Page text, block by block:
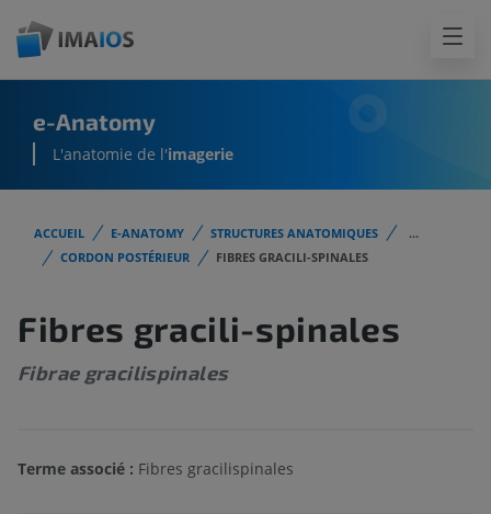
e-Anatomy
L'anatomie de l'imagerie
ACCUEIL E-ANATOMY STRUCTURES ANATOMIQUES
...
CORDON POSTÉRIEUR
FIBRES GRACILI-SPINALES
Fibres gracili-spinales
Fibrae gracilispinales
Terme associé : Fibres gracilispinales